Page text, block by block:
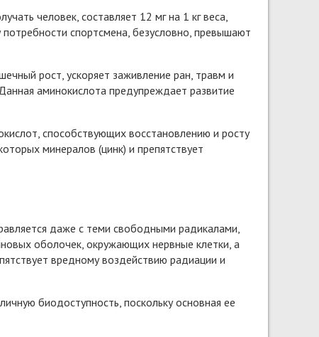
человек, составляет 12 мг на 1 кг веса,
спортсмена, безусловно, превышают
рост, ускоряет заживление ран, травм и
аминокислота предупреждает развитие
способствующих восстановлению и росту
минералов (цинк) и препятствует
даже с теми свободными радикалами,
оболочек, окружающих нервные клетки, а
вредному воздействию радиации и
биодоступность, поскольку основная ее